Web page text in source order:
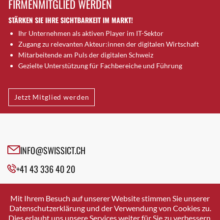
Brugg AG
Brütten
Bubendorf
Bubikon
Buchs (SG)
Bäretswil
Bülach
Cazis
Crissier
Davos Platz
Dierikon
Dietikon
FIRMENMITGLIED WERDEN
STÄRKEN SIE IHRE SICHTBARKEIT IM MARKT!
Ihr Unternehmen als aktiven Player im IT-Sektor
Zugang zu relevanten Akteur:innen der digitalen Wirtschaft
Mitarbeitende am Puls der digitalen Schweiz
Gezielte Unterstützung für Fachbereiche und Führung
Jetzt Mitglied werden
INFO@SWISSICT.CH
+41 43 336 40 20
SWISSICT
VULKANSTRASSE 120
8048 ZURICH
Mit Ihrem Besuch auf unserer Website stimmen Sie unserer
Datenschutzerklärung und der Verwendung von Cookies zu.
Dies erlaubt uns unsere Services weiter für Sie zu verbessern.